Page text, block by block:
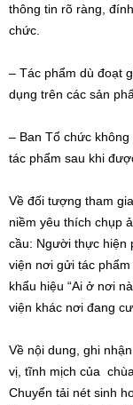
thông tin rõ ràng,
chức.
– Tác phẩm dù đoạt
dụng trên các sản
– Ban Tổ chức
tác phẩm sau khi
Về đối tượng tham
niềm yêu thích chụp
cầu: Người thực hiện
viện nơi gửi tác
khẩu hiệu “Ai ở nơi
viện khác nơi đang
Về nội dung, ghi
vị, tĩnh mịch của
Chuyển tải nét sinh